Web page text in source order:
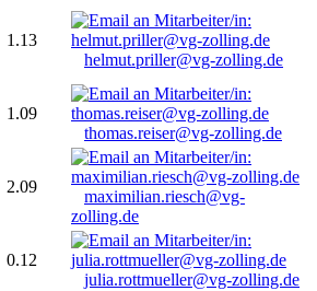
1.13
helmut.priller@vg-zolling.de
1.09
thomas.reiser@vg-zolling.de
2.09
maximilian.riesch@vg-
zolling.de
0.12
julia.rottmueller@vg-zolling.de